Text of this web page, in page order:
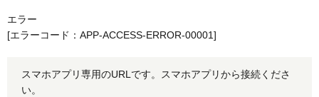
エラー
[エラーコード：APP-ACCESS-ERROR-00001]
スマホアプリ専用のURLです。スマホアプリから接続くださ
い。